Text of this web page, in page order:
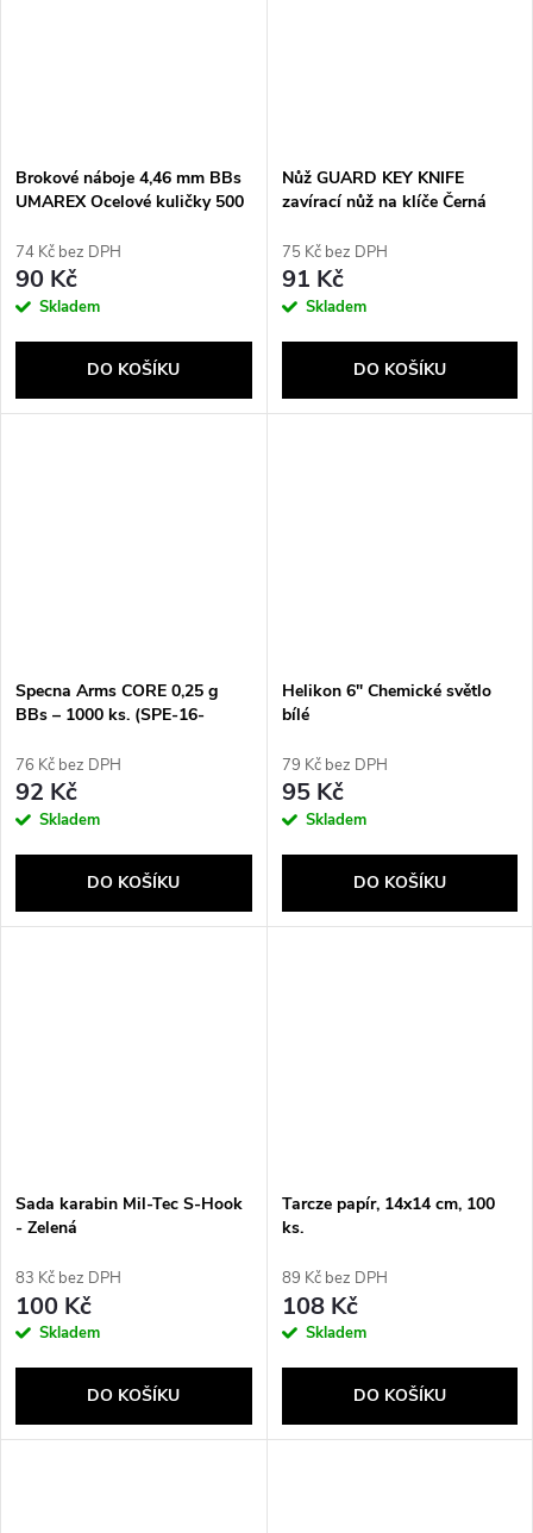
Brokové náboje 4,46 mm BBs
UMAREX Ocelové kuličky 500
74 Kč bez DPH
90 Kč
Skladem
DO KOŠÍKU
Nůž GUARD KEY KNIFE
zavírací nůž na klíče Černá
75 Kč bez DPH
91 Kč
Skladem
DO KOŠÍKU
Specna Arms CORE 0,25 g
BBs – 1000 ks. (SPE-16-
76 Kč bez DPH
92 Kč
Skladem
DO KOŠÍKU
Helikon 6" Chemické světlo
bílé
79 Kč bez DPH
95 Kč
Skladem
DO KOŠÍKU
Sada karabin Mil-Tec S-Hook
- Zelená
83 Kč bez DPH
100 Kč
Skladem
DO KOŠÍKU
Tarcze papír, 14x14 cm, 100
ks.
89 Kč bez DPH
108 Kč
Skladem
DO KOŠÍKU